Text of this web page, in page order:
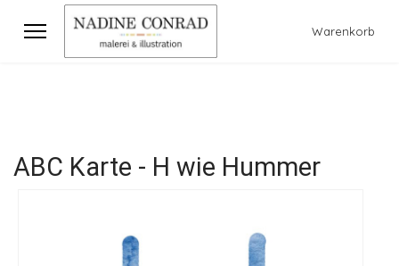
Warenkorb
ABC Karte - H wie Hummer